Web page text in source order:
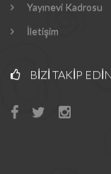
Yayınevi Kadrosu
İletişim
BIZI TAKIP EDIN